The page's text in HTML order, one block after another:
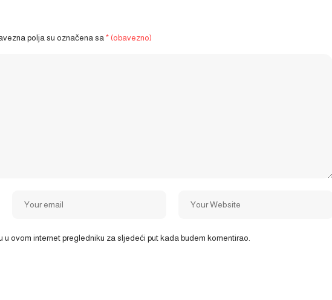
polja su označena sa * (obavezno)
u ovom internet pregledniku za sljedeći put kada budem komentirao.